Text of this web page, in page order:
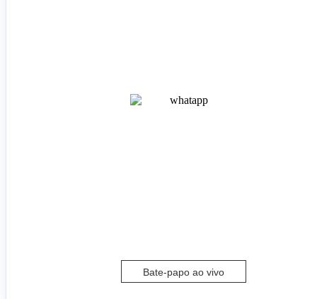
Bate-papo ao vivo